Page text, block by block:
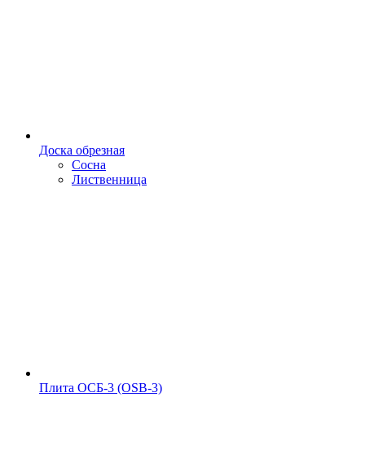
Доска обрезная
Сосна
Лиственница
Плита ОСБ-3 (OSB-3)